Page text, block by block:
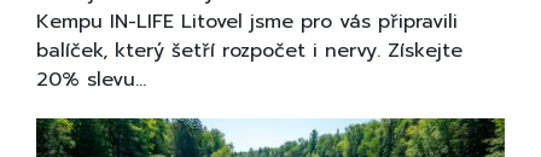
Kempu IN-LIFE Litovel jsme pro vás připravili
balíček, který šetří rozpočet i nervy. Získejte
20% slevu…